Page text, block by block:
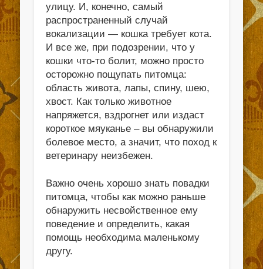
улицу. И, конечно, самый
распространенный случай
вокализации — кошка требует кота.
И все же, при подозрении, что у
кошки что-то болит, можно просто
осторожно пощупать питомца:
область живота, лапы, спину, шею,
хвост. Как только животное
напряжется, вздрогнет или издаст
короткое мяуканье – вы обнаружили
болевое место, а значит, что поход к
ветеринару неизбежен.
Важно очень хорошо знать повадки
питомца, чтобы как можно раньше
обнаружить несвойственное ему
поведение и определить, какая
помощь необходима маленькому
другу.